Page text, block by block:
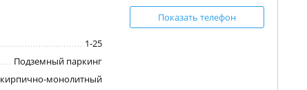
1-25
Подземный паркинг
кирпично-монолитный
Показать телефон